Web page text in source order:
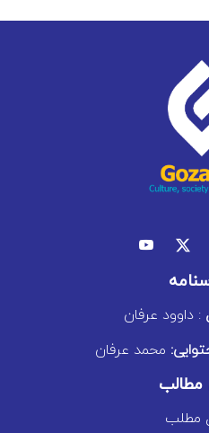
: داوود عرفان
محمد عرفان
مطالب
مطلب